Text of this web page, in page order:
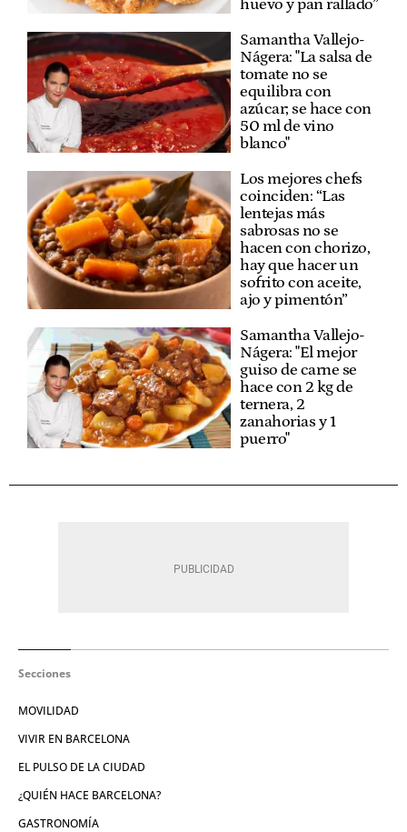
huevo y pan rallado”
Samantha Vallejo-
Nágera: "La salsa de
tomate no se
equilibra con
azúcar; se hace con
50 ml de vino
blanco"
Los mejores chefs
coinciden: “Las
lentejas más
sabrosas no se
hacen con chorizo,
hay que hacer un
sofrito con aceite,
ajo y pimentón”
Samantha Vallejo-
Nágera: "El mejor
guiso de carne se
hace con 2 kg de
ternera, 2
zanahorias y 1
puerro"
Secciones
MOVILIDAD
VIVIR EN BARCELONA
EL PULSO DE LA CIUDAD
¿QUIÉN HACE BARCELONA?
GASTRONOMÍA